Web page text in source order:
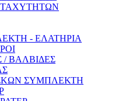
- ΕΛΑΤΗΡΙΑ
ΒΑΛΒΙΔΕΣ
ΣΥΜΠΛΕΚΤΗ